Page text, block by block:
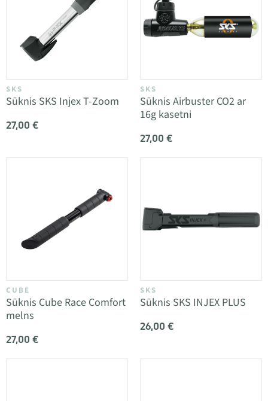
SKS
Sūknis SKS Injex T-Zoom
27,00 €
SKS
Sūknis Airbuster CO2 ar
16g kasetni
27,00 €
CUBE
Sūknis Cube Race Comfort
melns
27,00 €
SKS
Sūknis SKS INJEX PLUS
26,00 €